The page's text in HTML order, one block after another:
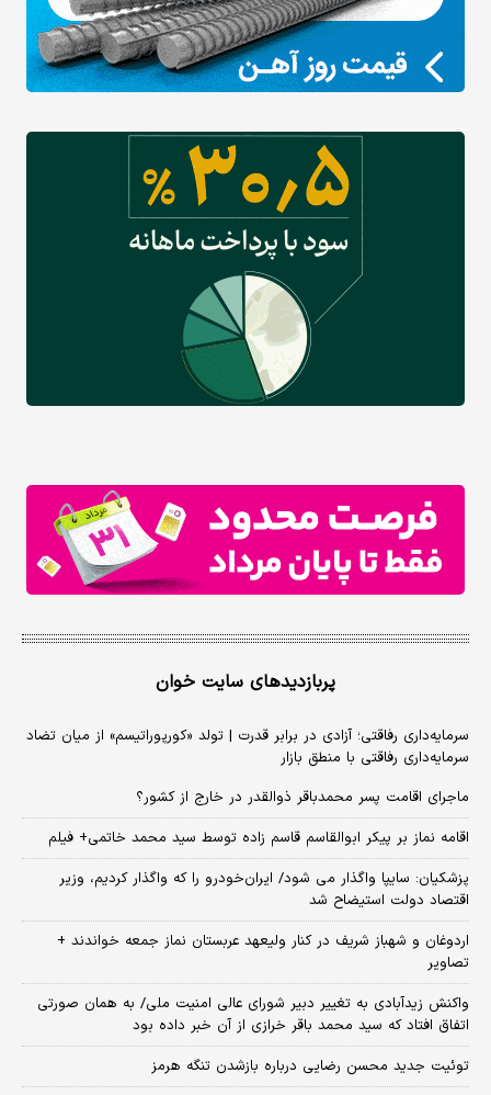
پربازدیدهای سایت خوان
سرمایه‌داری رفاقتی؛ آزادی در برابر قدرت | تولد «کورپوراتیسم» از میان تضاد
سرمایه‌داری رفاقتی با منطق بازار
ماجرای اقامت پسر محمدباقر ذوالقدر در خارج از کشور؟
اقامه نماز بر پیکر ابوالقاسم قاسم زاده توسط سید محمد خاتمی+ فیلم
پزشکیان: سایپا واگذار می شود/ ایران‌خودرو را که واگذار کردیم، وزیر
اقتصاد دولت استیضاح شد
اردوغان و شهباز شریف در کنار ولیعهد عربستان نماز جمعه خواندند +
تصاویر
واکنش زیدآبادی به تغییر دبیر شورای عالی امنیت ملی/ به همان صورتی
اتفاق افتاد که سید محمد باقر خرازی از آن خبر داده بود
توئیت جدید محسن رضایی درباره بازشدن تنگه هرمز